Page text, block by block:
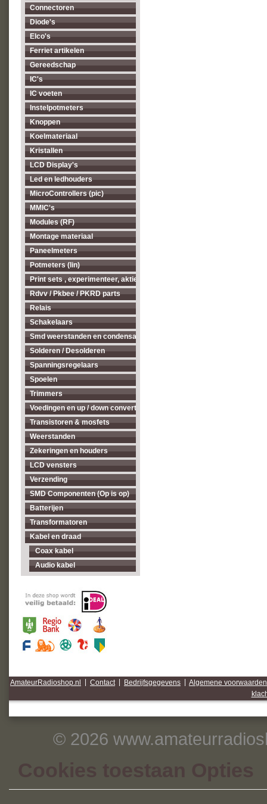
Connectoren
Diode's
Elco's
Ferriet artikelen
Gereedschap
IC's
IC voeten
Instelpotmeters
Knoppen
Koelmateriaal
Kristallen
LCD Display's
Led en ledhouders
MicroControllers (pic)
MMIC's
Modules (RF)
Montage materiaal
Paneelmeters
Potmeters (lin)
Print sets , experimenteer, aktieve antenne's enz...
Rdvv / Pkbee / PKRD parts
Relais
Schakelaars
Smd weerstanden en condensatoren
Solderen / Desolderen
Spanningsregelaars
Spoelen
Trimmers
Voedingen en up / down converters
Transistoren & mosfets
Weerstanden
Zekeringen en houders
LCD vensters
Verzending
SMD Componenten (Op is op)
Batterijen
Transformatoren
Kabel en draad
Coax kabel
Audio kabel
AmateurRadioshop.nl Contact Bedrijfsgegevens
Algemene voorwaarden
© 2026
Cookies toestaan Opties